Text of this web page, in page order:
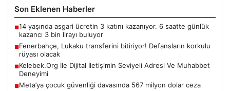
Son Eklenen Haberler
■14 yaşında asgari ücretin 3 katını kazanıyor. 6 saatte günlük
kazancı 3 bin lirayı buluyor
■Fenerbahçe, Lukaku transferini bitiriyor! Defansların korkulu
rüyası olacak
■Kelebek.Org İle Dijital İletişimin Seviyeli Adresi Ve Muhabbet
Deneyimi
■Meta’ya çocuk güvenliği davasında 567 milyon dolar ceza